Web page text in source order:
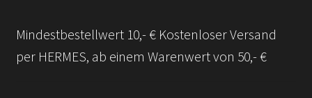
Mindestbestellwert 10,- € Kostenloser Versand
per HERMES, ab einem Warenwert von 50,- €